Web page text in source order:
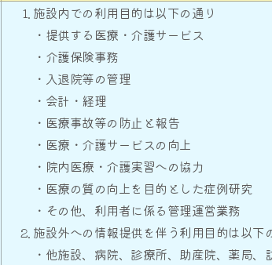
施設内での利用目的は以下の通り
・提供する医療・介護サービス
・介護保険事務
・入退院等の管理
・会計・経理
・医療事故等の防止と報告
・医療・介護サービスの向上
・院内医療・介護実習への協力
・医療の質の向上を目的とした症例研究
・その他、利用者に係る管理運営業務
施設外への情報提供を伴う利用目的は以下
・他施設、病院、診療所、助産院、薬局